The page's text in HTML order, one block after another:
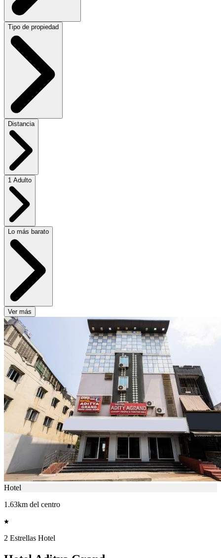
Tipo de propiedad
Distancia
1 Adulto
Lo más barato
Ver más
Hotel
1.63km del centro
2 Estrellas Hotel